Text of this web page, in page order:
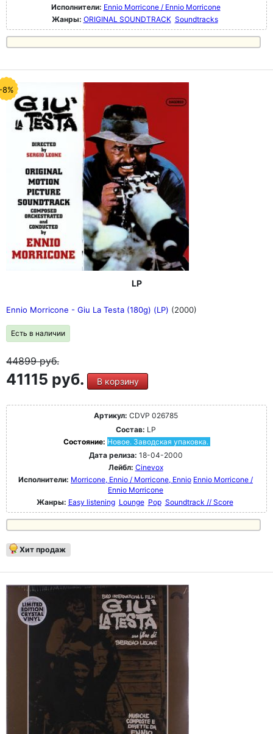
Исполнители: Ennio Morricone / Ennio Morricone
Жанры: ORIGINAL SOUNDTRACK Soundtracks
8%
LP
Ennio Morricone - Giu La Testa (180g) (LP) (2000)
Есть в наличии
44899руб.
41115 руб. В корзину
Артикул: CDVP 026785
Состав: LP
Состояние: Новое. Заводская упаковка.
Дата релиза: 18-04-2000
Лейбл: Cinevox
Исполнители: Morricone, Ennio / Morricone, Ennio Ennio Morricone /
Ennio Morricone
Жанры: Easy listening Lounge Pop Soundtrack // Score
Хит продаж